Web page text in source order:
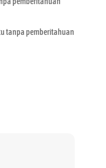
tanpa pemberitahuan